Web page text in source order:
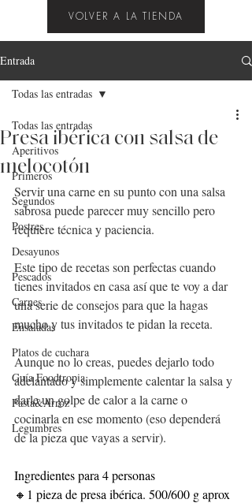
VOLVER A LA TIENDA
Entrada
Todas las entradas
Aperitivos
Primeros
Segundos
Postres
Desayunos
Pescados
Carnes
Ensaladas
Platos de cuchara
Guía Foodtropia
Pasta&Arroz
Legumbres
Todas las entradas
Presa ibérica con salsa de
melocotón
Servir una carne en su punto con una salsa
sabrosa puede parecer muy sencillo pero
requiere técnica y paciencia.
Este tipo de recetas son perfectas cuando
tienes invitados en casa así que te voy a dar
una serie de consejos para que la hagas
mucho y tus invitados te pidan la receta.
Aunque no lo creas, puedes dejarlo todo
adelantado y simplemente calentar la salsa y
darle un golpe de calor a la carne o
cocinarla en ese momento (eso dependerá
de la pieza que vayas a servir).
Ingredientes para 4 personas
🔸1 pieza de presa ibérica. 500/600 g aprox